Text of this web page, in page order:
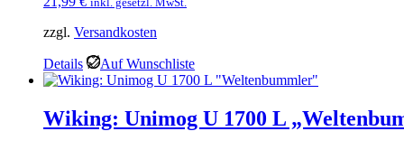
zzgl. Versandkosten
Details Auf Wunschliste
Wiking: Unimog U 1700 L